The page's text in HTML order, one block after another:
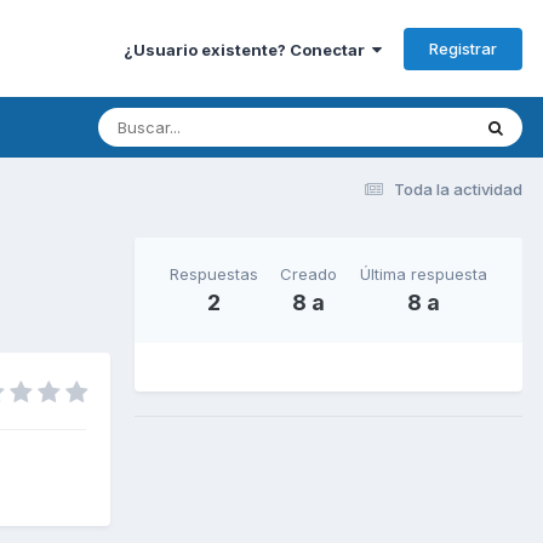
¿Usuario existente? Conectar Registrar
Toda la actividad
Respuestas
2
Creado
8 a
Última respuesta
8 a